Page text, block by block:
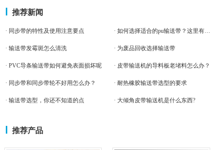
推荐新闻
· 同步带的特性及使用注意要点 · 如何选择适合的pu输送带？这里有几点建议。
· 输送带发霉斑怎么清洗 · 为废品回收选择输送带
· PVC导条输送带如何避免表面损坏呢 · 皮带输送机的导料板老堵料怎么办？
· 同步带和同步带轮不好用怎么办？ · 耐热橡胶输送带选型的要求
· 输送带选型，你还不知道的点 · 大倾角皮带输送机是什么东西?
推荐产品